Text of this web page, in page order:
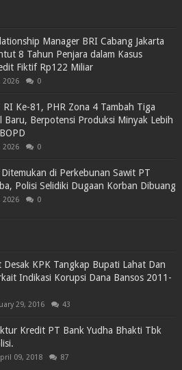
Manager BRI Cabang Jakarta
8 Tahun Penjara dalam Kasus
Fiktif Rp122 Miliar
2026 0
RI Ke-81, PHR Zona 4 Tambah Tiga
Baru, Berpotensi Produksi Minyak Lebih
2026 0
di Perkebunan Sawit PT
Polisi Selidiki Dugaan Korban Dibuang
2026 0
Desak KPK Tangkap Bupati Lahat Dan
Indikasi Korupsi Dana Bansos 2011-
29, 2016 43
Kredit PT Bank Yudha Bhakti Tbk
09, 2018 87